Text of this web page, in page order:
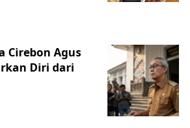
Cirebon Agus
Diri dari